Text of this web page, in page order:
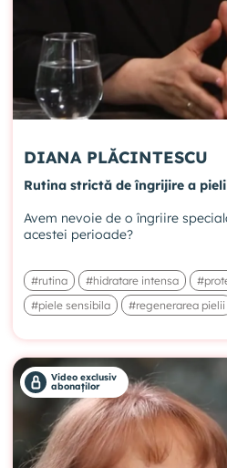
DIANA PLĂCINTESCU
Rutina strictă de îngrijire a
Avem nevoie de o îngriire
acestei perioade?
#rutina #hidratare intensa
#piele sensibila
#regenerarea pielii
Video exclusiv
abonaților